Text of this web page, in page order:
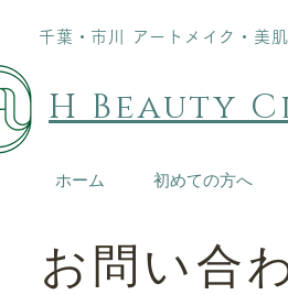
千葉・市川 アートメイク・美
H Beauty
ホーム 初めての方へ
お問い合